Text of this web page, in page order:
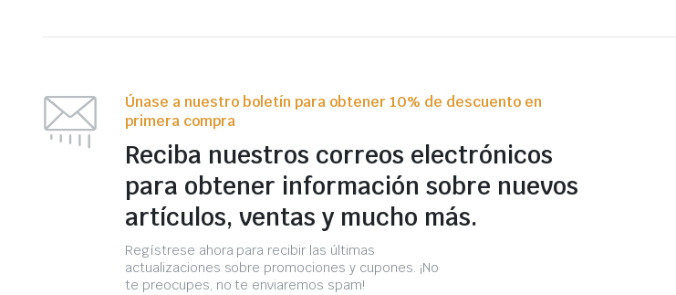
Únase a nuestro boletín para obtener 10% de descuento en
primera compra
Reciba nuestros correos electrónicos
para obtener información sobre nuevos
artículos, ventas y mucho más.
Regístrese ahora para recibir las últimas
actualizaciones sobre promociones y cupones. ¡No
te preocupes, no te enviaremos spam!